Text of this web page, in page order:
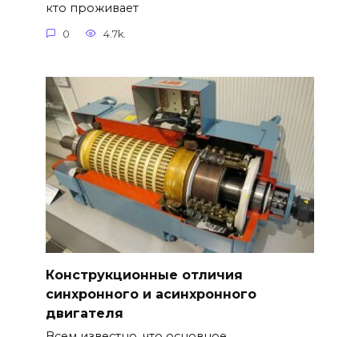
кто проживает
0 4.7k.
Конструкционные отличия
синхронного и асинхронного
двигателя